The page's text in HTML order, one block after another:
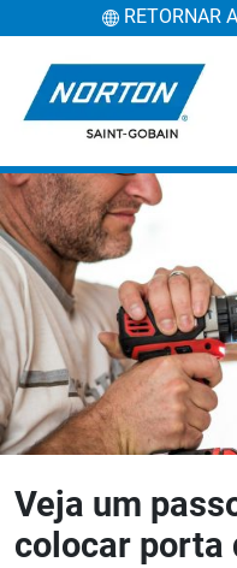
RETORNAR
Veja um
colocar porta